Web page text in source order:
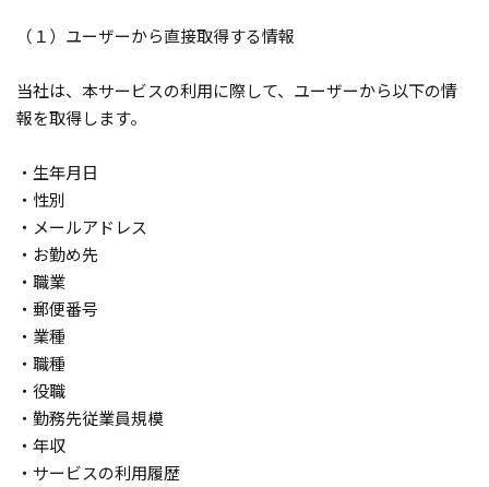
（１）ユーザーから直接取得する情報
当社は、本サービスの利用に際して、ユーザーから以下の情
報を取得します。
・生年月日
・性別
・メールアドレス
・お勤め先
・職業
・郵便番号
・業種
・職種
・役職
・勤務先従業員規模
・年収
・サービスの利用履歴